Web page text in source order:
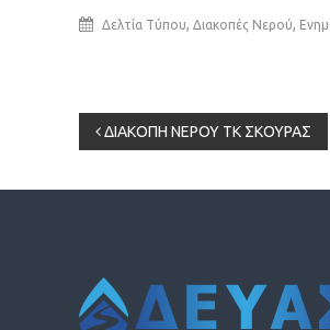
Δελτία Τύπου, Διακοπές Νερού,
Πλοήγηση
άρθρων
ΔΙΑΚΟΠΗ ΝΕΡΟΥ ΤΚ ΣΚΟΥΡΑΣ